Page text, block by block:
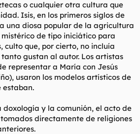
o cualquier otra cultura que
Isis, en los primeros siglos de
una diosa popular de la agricultura
de tipo iniciático para
culto que, por cierto, no incluía
gustan al autor. Los artistas
representar a María con Jesús
usaron los modelos artísticos de
estaban.
y la comunión, el acto de
directamente de religiones